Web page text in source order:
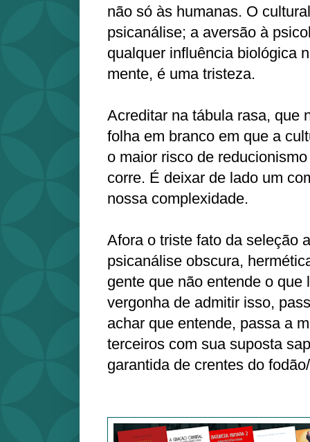
não só às humanas. O
psicanálise; a aversão à
qualquer influência biológica
mente, é uma tristeza.
Acreditar na tábula rasa, que
folha em branco em que a
o maior risco de
corre. É deixar de lado um
nossa complexidade.
Afora o triste fato da seleção
psicanálise obscura,
gente que não entende o que
vergonha de admitir isso,
achar que entende, passa a
terceiros com sua suposta
garantida de crentes do